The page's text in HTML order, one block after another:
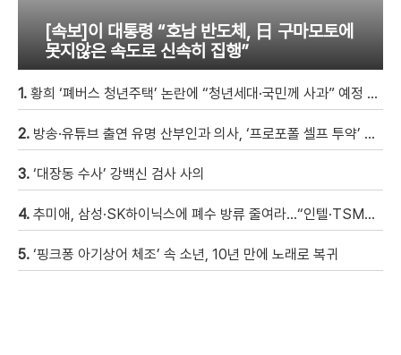
[속보]이 대통령 “호남 반도체, 日 구마모토에
못지않은 속도로 신속히 집행”
1. 황희 ‘폐버스 청년주택’ 논란에 “청년세대·국민께 사과” 예정 기자회견은 취소
2. 방송·유튜브 출연 유명 산부인과 의사, ‘프로포폴 셀프 투약’ 체포
3. ‘대장동 수사’ 강백신 검사 사의
4. 추미애, 삼성·SK하이닉스에 폐수 방류 줄여라…“인텔·TSMC와 정반대”
5. ‘핑크퐁 아기상어 체조’ 속 소년, 10년 만에 노래로 복귀